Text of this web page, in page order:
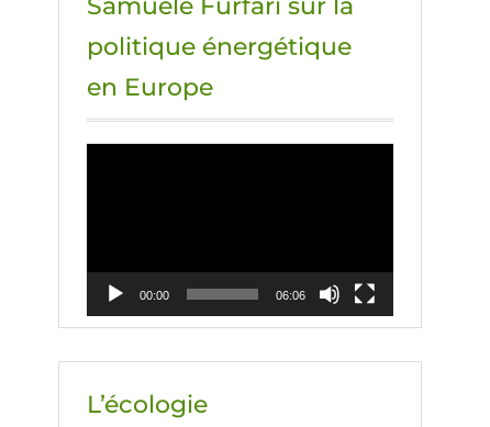
Samuele Furfari sur la
politique énergétique
en Europe
00:00 06:06
L’écologie